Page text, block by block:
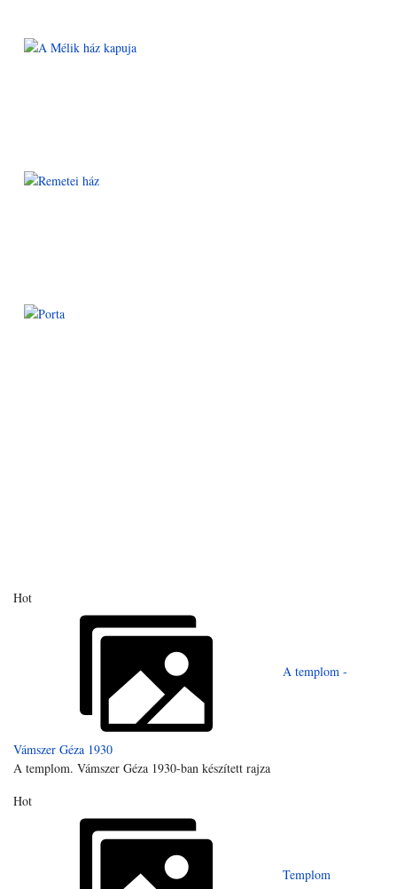
Hot
A templom -
Vámszer Géza 1930
A templom. Vámszer Géza 1930-ban készített rajza
Hot
Templom